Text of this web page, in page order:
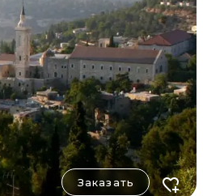
Заказать